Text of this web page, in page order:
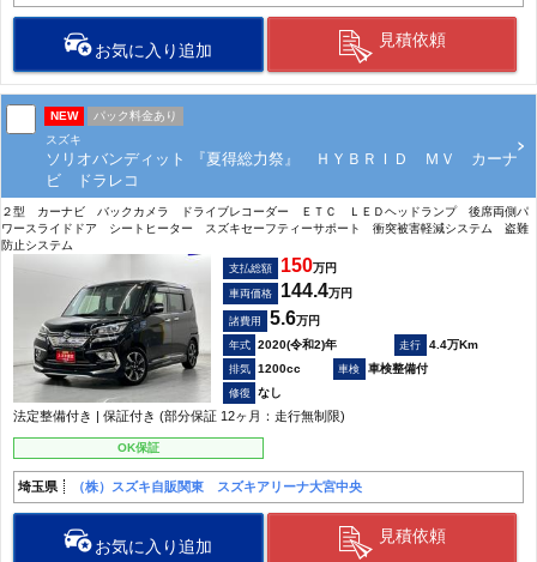
お気に入り追加
見積依頼
NEW
パック料金あり
スズキ
ソリオバンディット 『夏得総力祭』 ＨＹＢＲＩＤ ＭＶ カーナ
ビ ドラレコ
２型 カーナビ バックカメラ ドライブレコーダー ＥＴＣ ＬＥＤヘッドランプ 後席両側パ
ワースライドドア シートヒーター スズキセーフティーサポート 衝突被害軽減システム 盗難
防止システム
支払総額 150万円
車両価格 144.4万円
諸費用 5.6万円
2020(令和2)年
4.4万Km
1200cc
車検整備付
なし
法定整備付き | 保証付き (部分保証 12ヶ月：走行無制限)
OK保証
埼玉県 （株）スズキ自販関東 スズキアリーナ大宮中央
お気に入り追加
見積依頼